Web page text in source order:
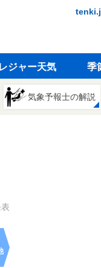
レジャー天気 季
気象予報士の解説